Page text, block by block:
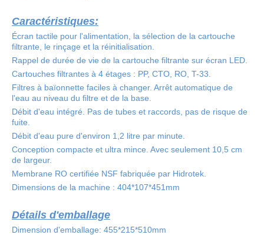
Caractéristiques:
Écran tactile pour l'alimentation, la sélection de la cartouche
filtrante, le rinçage et la réinitialisation.
Rappel de durée de vie de la cartouche filtrante sur écran LED.
Cartouches filtrantes à 4 étages : PP, CTO, RO, T-33.
Filtres à baïonnette faciles à changer. Arrêt automatique de
l'eau au niveau du filtre et de la base.
Débit d'eau intégré. Pas de tubes et raccords, pas de risque de
fuite.
Débit d'eau pure d'environ 1,2 litre par minute.
Conception compacte et ultra mince. Avec seulement 10,5 cm
de largeur.
Membrane RO certifiée NSF fabriquée par Hidrotek.
Dimensions de la machine : 404*107*451mm
Détails d'emballage
Dimension d'emballage: 455*215*510mm